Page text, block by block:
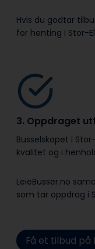
Hvis du godtar
for henting i Stor-
3. Oppdraget
Busselskapet i
kvalitet og i
LeieBusser.no
som tar oppdrag i
Få et tilbud på